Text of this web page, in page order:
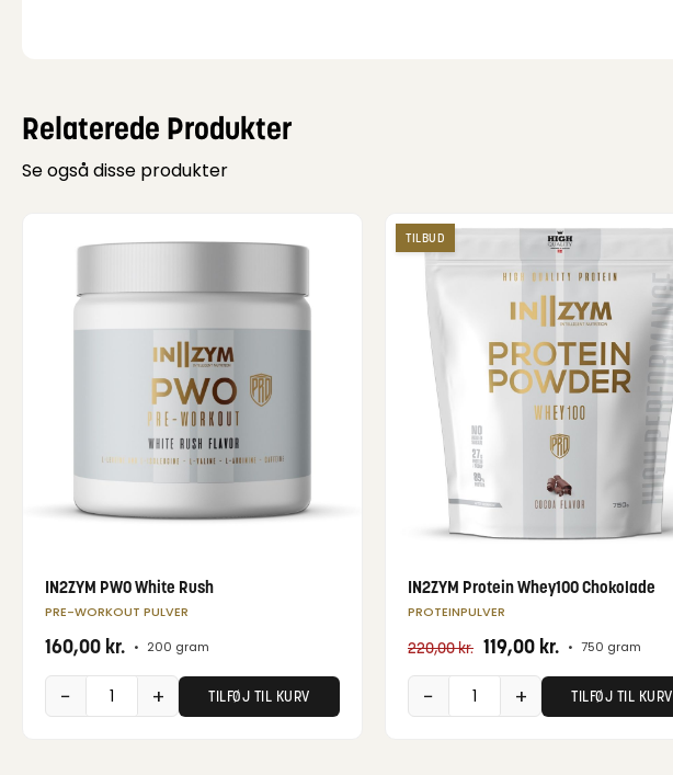
Relaterede Produkter
Se også disse produkter
IN2ZYM PWO White Rush
PRE-WORKOUT PULVER
160,00 kr. • 200 gram
− + TILFØJ TIL KURV
TILBUD
IN2ZYM Protein Whey100 Chokolade
PROTEINPULVER
220,00kr. 119,00 kr. • 750 gram
− + TILFØJ TIL KURV